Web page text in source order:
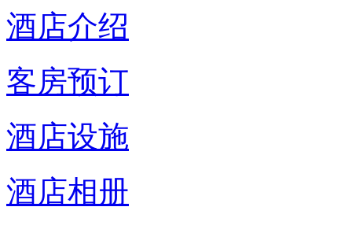
酒店介绍
客房预订
酒店设施
酒店相册